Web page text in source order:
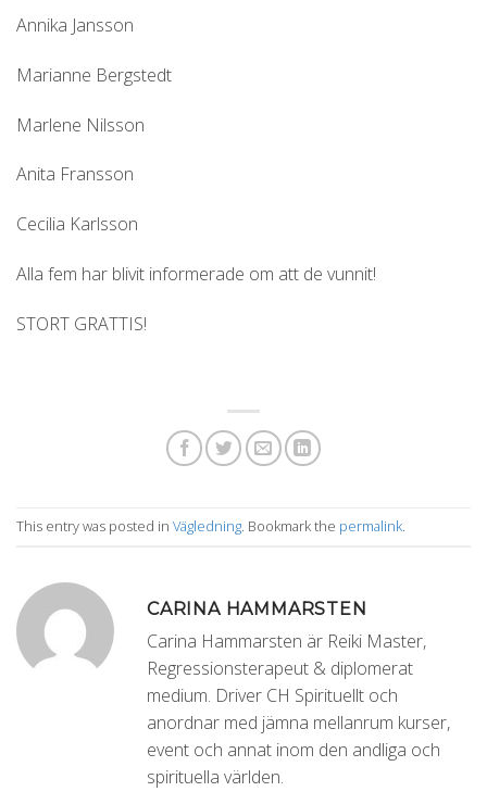
Annika Jansson
Marianne Bergstedt
Marlene Nilsson
Anita Fransson
Cecilia Karlsson
Alla fem har blivit informerade om att de vunnit!
STORT GRATTIS!
This entry was posted in Vägledning. Bookmark the permalink.
CARINA HAMMARSTEN
Carina Hammarsten är Reiki Master,
Regressionsterapeut & diplomerat
medium. Driver CH Spirituellt och
anordnar med jämna mellanrum kurser,
event och annat inom den andliga och
spirituella världen.